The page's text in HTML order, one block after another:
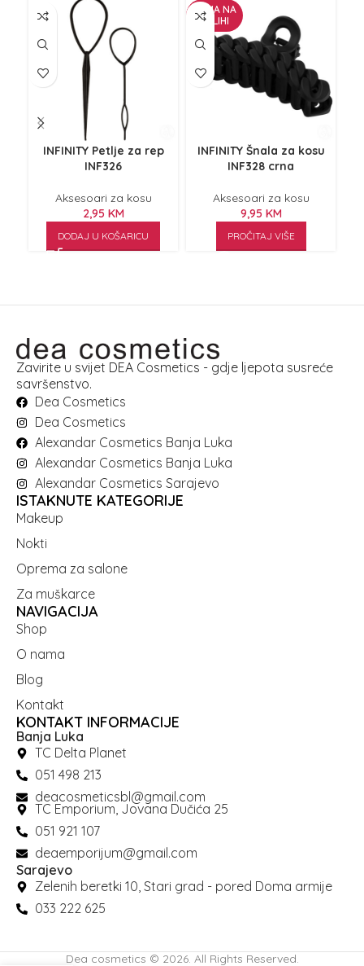
INFINITY Petlje za rep
INF326
Aksesoari za kosu
2,95 KM
DODAJ U KOŠARICU
NEMA NA
ZALIHI
INFINITY Šnala za kosu
INF328 crna
Aksesoari za kosu
9,95 KM
PROČITAJ VIŠE
Zavirite u svijet DEA Cosmetics - gdje ljepota susreće
savršenstvo.
Dea Cosmetics
Dea Cosmetics
Alexandar Cosmetics Banja Luka
Alexandar Cosmetics Banja Luka
Alexandar Cosmetics Sarajevo
ISTAKNUTE KATEGORIJE
Makeup
Nokti
Oprema za salone
Za muškarce
NAVIGACIJA
Shop
O nama
Blog
Kontakt
KONTAKT INFORMACIJE
Banja Luka
TC Delta Planet
051 498 213
deacosmeticsbl@gmail.com
TC Emporium, Jovana Dučića 25
051 921 107
deaemporijum@gmail.com
Sarajevo
Zelenih beretki 10, Stari grad - pored Doma armije
033 222 625
Dea cosmetics © 2026. All Rights Reserved.